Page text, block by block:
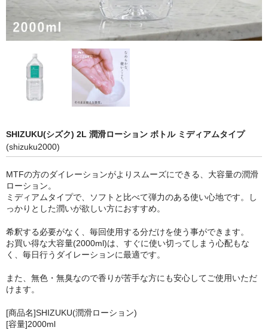
SHIZUKU(シズク) 2L 潤滑ローション ボトル ミディアムタイプ
(shizuku2000)
MTFの方のダイレーションがよりスムーズにできる、大容量の潤滑
ローション。
ミディアムタイプで、ソフトと比べて弾力のある使い心地です。し
っかりとした潤いが欲しい方におすすめ。
希釈する必要がなく、毎回使用する分だけを使う事ができます。
お買い得な大容量(2000ml)は、すぐに使い切ってしまう心配もな
く、毎日行うダイレーションに最適です。
また、無色・無臭なので香りが苦手な方にも安心してご使用いただ
けます。
[商品名]SHIZUKU(潤滑ローション)
[容量]2000ml